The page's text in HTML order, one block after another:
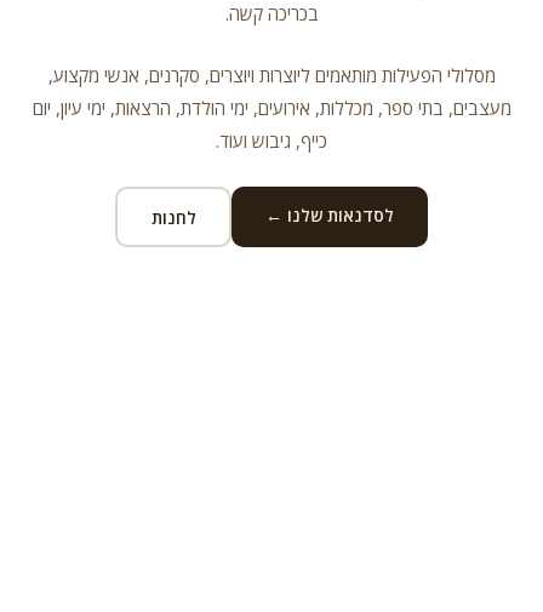
בכריכה קשה.
מסלולי הפעילות מותאמים ליוצרות ויוצרים, סקרנים, אנשי מקצוע,
מעצבים, בתי ספר, מכללות, אירועים, ימי הולדת, הרצאות, ימי עיון, יום
כייף, גיבוש ועוד.
לסדנאות שלנו ← לחנות